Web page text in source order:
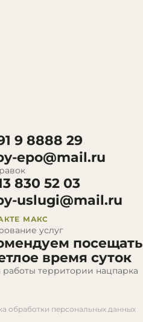
9 8888 29
epo@mail.ru
830 52 03
uslugi@mail.ru
МАКС
услуг
посещать
время суток
территории нацпарка
обработки персональных данных